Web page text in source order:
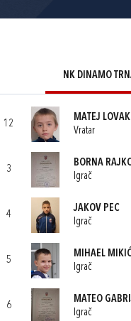
NK DINAMO
12
MATEJ
Vratar
3
BORNA
Igrač
4
JAKOV PEC
Igrač
5
MIHAEL
Igrač
6
MATEO
Igrač